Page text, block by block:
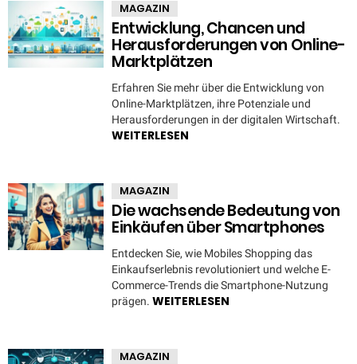
MAGAZIN
Entwicklung, Chancen und
Herausforderungen von Online-
Marktplätzen
Erfahren Sie mehr über die Entwicklung von
Online-Marktplätzen, ihre Potenziale und
Herausforderungen in der digitalen Wirtschaft.
WEITERLESEN
MAGAZIN
Die wachsende Bedeutung von
Einkäufen über Smartphones
Entdecken Sie, wie Mobiles Shopping das
Einkaufserlebnis revolutioniert und welche E-
Commerce-Trends die Smartphone-Nutzung
prägen. WEITERLESEN
MAGAZIN